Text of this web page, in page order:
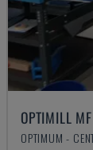
OPTIMILL
OPTIMUM -